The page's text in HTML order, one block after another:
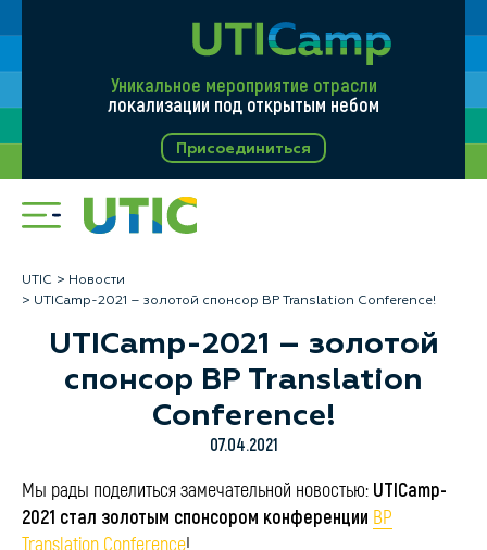
Уникальное мероприятие отрасли
локализации под открытым небом
Присоединиться
UTIC
Новости
UTICamp-2021 – золотой спонсор BP Translation Conference!
UTICamp-2021 – золотой
спонсор BP Translation
Conference!
07.04.2021
Мы рады поделиться замечательной новостью: UTICamp-
2021 стал золотым спонсором конференции BP
Translation Conference!